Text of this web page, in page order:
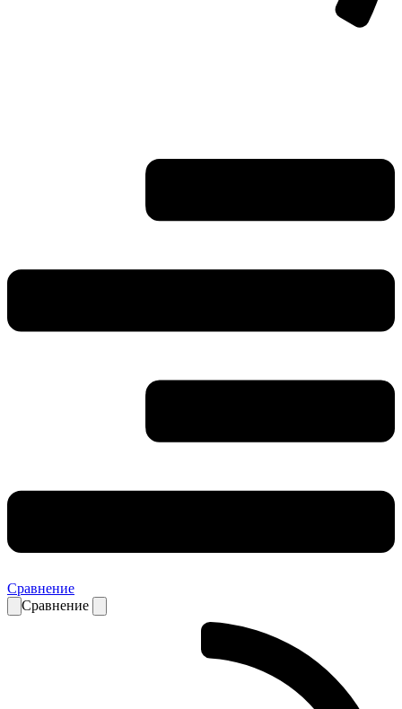
Сравнение
Сравнение